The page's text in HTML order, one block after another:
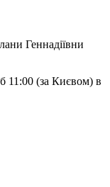
Геннадіївни
11:00 (за Києвом) в